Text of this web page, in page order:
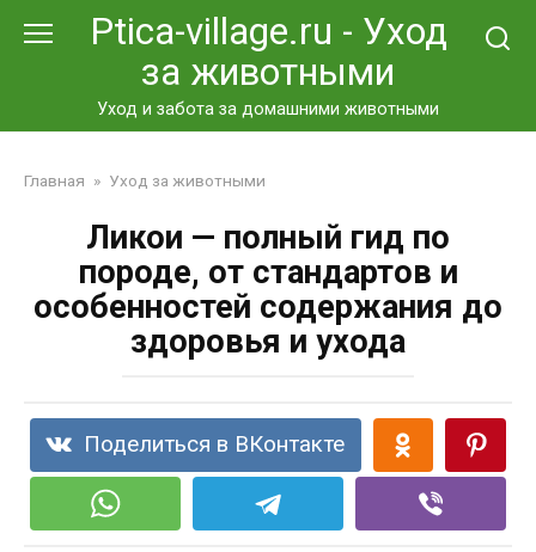
Ptica-village.ru - Уход
за животными
Уход и забота за домашними животными
Главная » Уход за животными
Ликои — полный гид по
породе, от стандартов и
особенностей содержания до
здоровья и ухода
Поделиться в ВКонтакте